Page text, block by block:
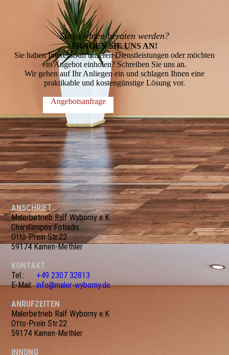
Sie möchten beraten werden?
FRAGEN SIE UNS AN!
Sie haben Interesse an unseren Dienstleistungen oder möchten
ein Angebot einholen? Schreiben Sie uns an.
Wir gehen auf Ihr Anliegen ein und schlagen Ihnen eine
praktikable und kostengünstige Lösung vor.
Angebotsanfrage
ANSCHRIFT
Malerbetrieb Ralf Wyborny e.K
Charalampos Fotiadis
Otto-Prein Str.22
59174 Kamen-Methler
KONTAKT
Tel.: +49 2307 32813
E-Mail:info@maler-wyborny.de
ANRUFZEITEN
Malerbetrieb Ralf Wyborny e.K
Otto-Prein Str.22
59174 Kamen-Methler
INNUNG